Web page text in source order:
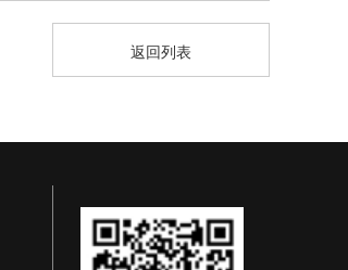
返回列表